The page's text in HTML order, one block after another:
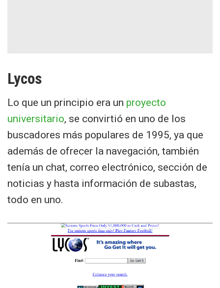
Lycos
Lo que un principio era un proyecto
universitario, se convirtió en uno de los
buscadores más populares de 1995, ya que
además de ofrecer la navegación, también
tenía un chat, correo electrónico, sección de
noticias y hasta información de subastas,
todo en uno.